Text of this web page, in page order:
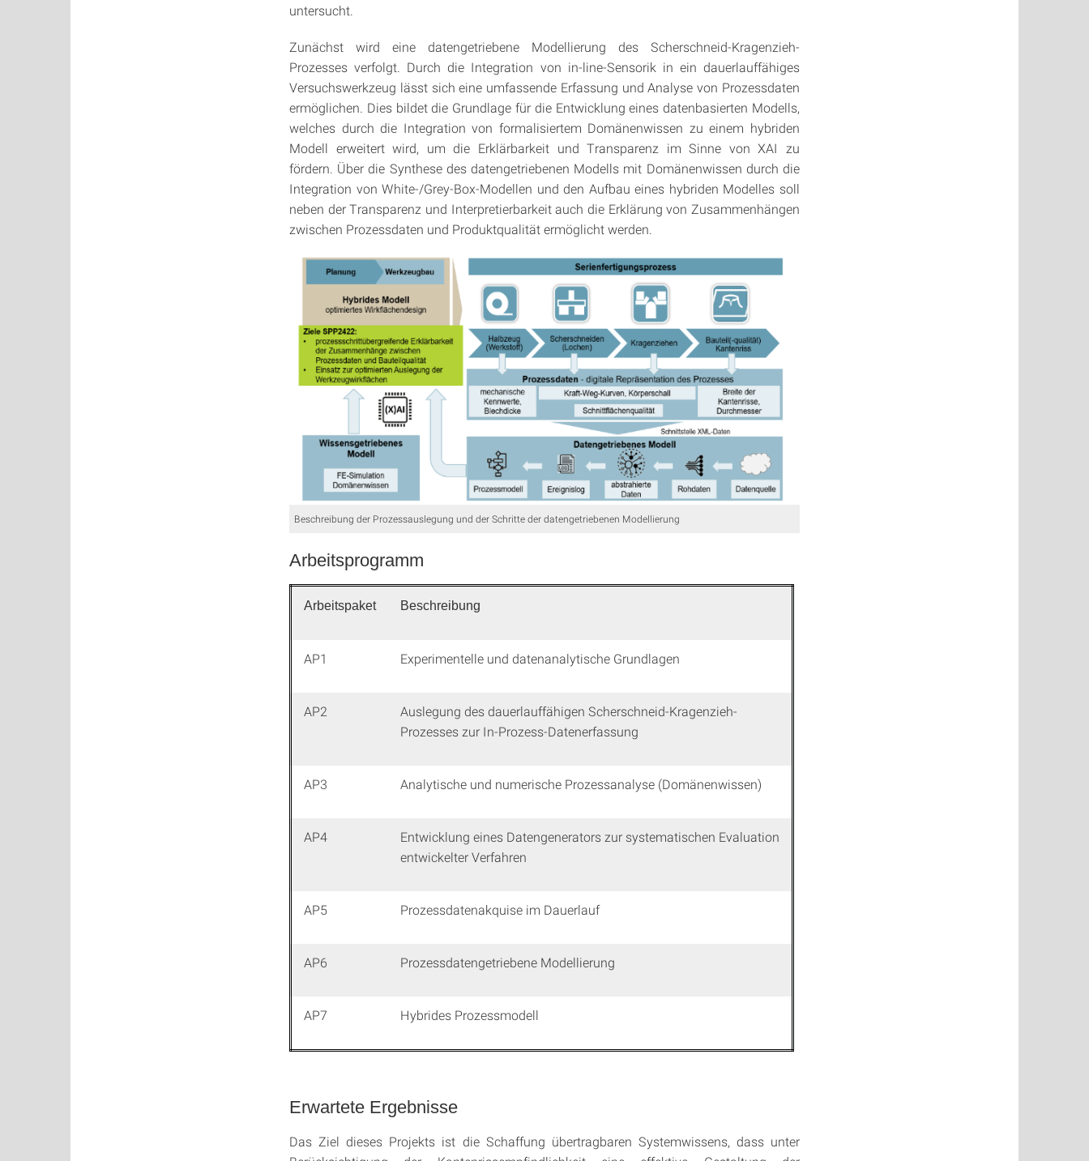
untersucht.
Zunächst wird eine datengetriebene Modellierung des Scherschneid-Kragenzieh-
Prozesses verfolgt. Durch die Integration von in-line-Sensorik in ein dauerlauffähiges
Versuchswerkzeug lässt sich eine umfassende Erfassung und Analyse von Prozessdaten
ermöglichen. Dies bildet die Grundlage für die Entwicklung eines datenbasierten Modells,
welches durch die Integration von formalisiertem Domänenwissen zu einem hybriden
Modell erweitert wird, um die Erklärbarkeit und Transparenz im Sinne von XAI zu
fördern. Über die Synthese des datengetriebenen Modells mit Domänenwissen durch die
Integration von White-/Grey-Box-Modellen und den Aufbau eines hybriden Modelles soll
neben der Transparenz und Interpretierbarkeit auch die Erklärung von Zusammenhängen
zwischen Prozessdaten und Produktqualität ermöglicht werden.
Beschreibung der Prozessauslegung und der Schritte der datengetriebenen Modellierung
Arbeitsprogramm
Arbeitspaket Beschreibung
AP1 Experimentelle und datenanalytische Grundlagen
AP2
Auslegung des dauerlauffähigen Scherschneid-Kragenzieh-
Prozesses zur In-Prozess-Datenerfassung
AP3 Analytische und numerische Prozessanalyse (Domänenwissen)
AP4
Entwicklung eines Datengenerators zur systematischen Evaluation
entwickelter Verfahren
AP5 Prozessdatenakquise im Dauerlauf
AP6 Prozessdatengetriebene Modellierung
AP7 Hybrides Prozessmodell
Erwartete Ergebnisse
Das Ziel dieses Projekts ist die Schaffung übertragbaren Systemwissens, dass unter